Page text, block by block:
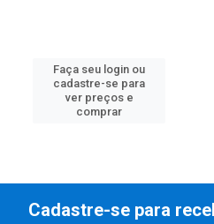
Faça seu login ou
cadastre-se para
ver preços e
comprar
Cadastre-se para